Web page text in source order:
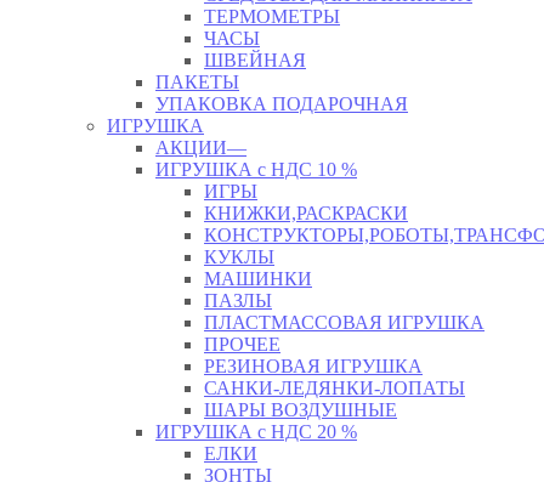
ТЕРМОМЕТРЫ
ЧАСЫ
ШВЕЙНАЯ
ПАКЕТЫ
УПАКОВКА ПОДАРОЧНАЯ
ИГРУШКА
АКЦИИ—
ИГРУШКА с НДС 10 %
ИГРЫ
КНИЖКИ,РАСКРАСКИ
КУКЛЫ
МАШИНКИ
ПАЗЛЫ
ПЛАСТМАССОВАЯ ИГРУШКА
ПРОЧЕЕ
РЕЗИНОВАЯ ИГРУШКА
САНКИ-ЛЕДЯНКИ-ЛОПАТЫ
ШАРЫ ВОЗДУШНЫЕ
ИГРУШКА с НДС 20 %
ЕЛКИ
ЗОНТЫ